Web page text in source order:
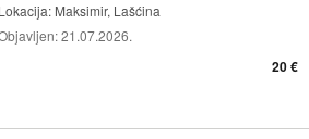
Lokacija: Maksimir, Lašćina
21.07.2026.
20 €